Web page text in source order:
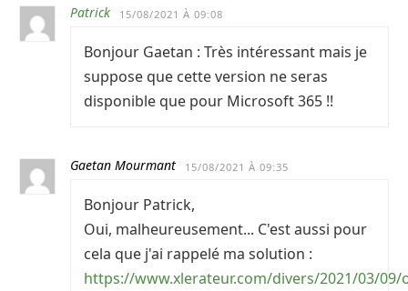
Patrick 15/08/2021 À 09:08
Bonjour Gaetan : Très intéressant mais je
suppose que cette version ne seras
disponible que pour Microsoft 365 !!
Gaetan Mourmant 15/08/2021 À 09:35
Bonjour Patrick,
Oui, malheureusement... C'est aussi pour
cela que j'ai rappelé ma solution :
https://www.xlerateur.com/divers/2021/03/09/